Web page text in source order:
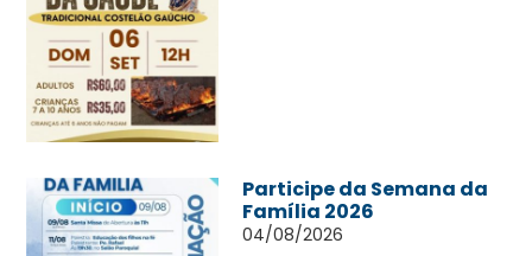
Participe da Semana da
Família 2026
04/08/2026